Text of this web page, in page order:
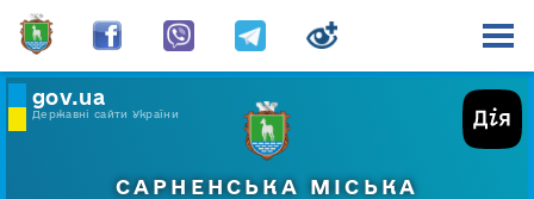
gov.ua
Державні сайти України
САРНЕНСЬКА МІСЬКА